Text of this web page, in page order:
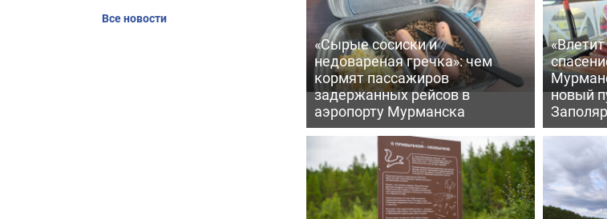
«Сырые сосиски и
недовареная гречка»: чем
кормят пассажиров
задержанных рейсов в
аэропорту Мурманска
новый
Все новости